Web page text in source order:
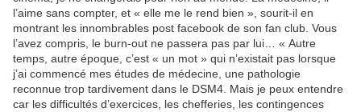
l’aime sans compter, et « elle me le rend bien », sourit-il en
montrant les innombrables post facebook de son fan club. Vous
l’avez compris, le burn-out ne passera pas par lui… « Autre
temps, autre époque, c’est « un mot » qui n’existait pas lorsque
j’ai commencé mes études de médecine, une pathologie
reconnue trop tardivement dans le DSM4. Mais je peux entendre
car les difficultés d’exercices, les chefferies, les contingences